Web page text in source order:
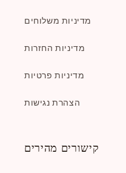
מדיניות משלוחים
מדיניות החזרות
מדיניות פרטיות
הצהרת נגישות
קישורים מהירים